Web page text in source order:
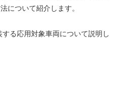
について紹介します。
る応用対象車両について説明し